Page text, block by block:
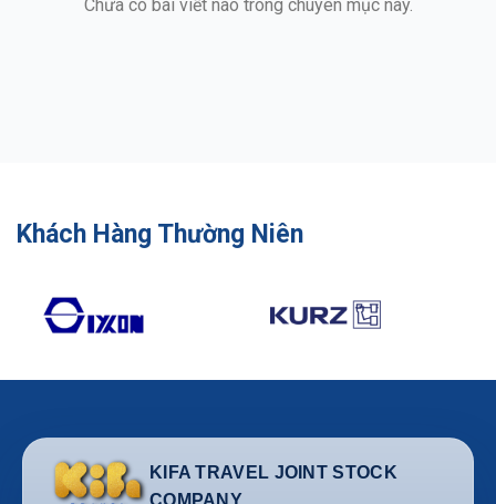
Chưa có bài viết nào trong chuyên mục này.
Khách Hàng Thường Niên
KIFA TRAVEL JOINT STOCK
COMPANY